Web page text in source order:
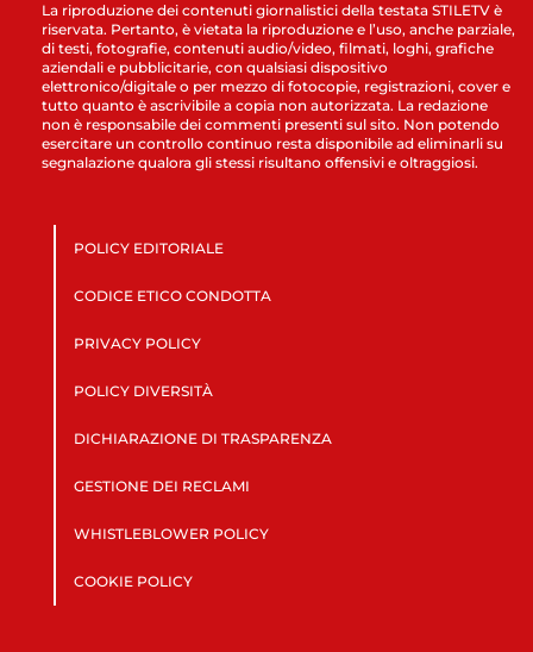
La riproduzione dei contenuti giornalistici della testata STILETV è
riservata. Pertanto, è vietata la riproduzione e l’uso, anche parziale,
di testi, fotografie, contenuti audio/video, filmati, loghi, grafiche
aziendali e pubblicitarie, con qualsiasi dispositivo
elettronico/digitale o per mezzo di fotocopie, registrazioni, cover e
tutto quanto è ascrivibile a copia non autorizzata. La redazione
non è responsabile dei commenti presenti sul sito. Non potendo
esercitare un controllo continuo resta disponibile ad eliminarli su
segnalazione qualora gli stessi risultano offensivi e oltraggiosi.
POLICY EDITORIALE
CODICE ETICO CONDOTTA
PRIVACY POLICY
POLICY DIVERSITÀ
DICHIARAZIONE DI TRASPARENZA
GESTIONE DEI RECLAMI
WHISTLEBLOWER POLICY
COOKIE POLICY